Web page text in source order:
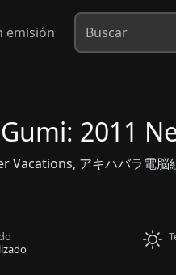
emisión
2011
アキハバラ電脳